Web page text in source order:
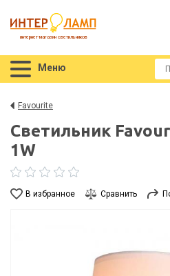
интернет-магазин светильников
Меню
Favourite
Светильник
1W
В избранное Сравнить